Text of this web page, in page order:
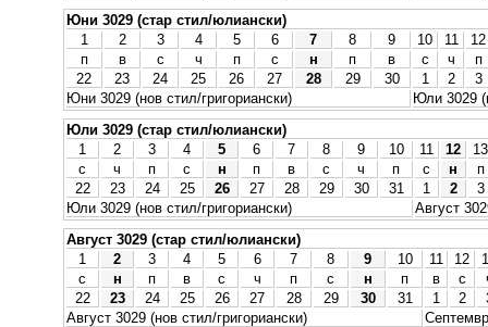
Юни 3029 (стар стил/юлиански)
1
2 3 4 5 6 7 8 9 10 11
12
п
в с ч п с н п в с ч
п
22
23 24 25 26 27 28 29 30 1 2
3
Юни 3029 (нов стил/григориански)
Юли 3029
Юли 3029 (стар стил/юлиански)
1
2 3 4 5 6 7 8 9 10 11 12
13
с
ч п с н п в с ч п с н
п
22
23 24 25 26 27 28 29 30 31 1 2
3
Юли 3029 (нов стил/григориански)
Август
Август 3029 (стар стил/юлиански)
1
2 3 4 5 6 7 8 9 10 11 12
с
н п в с ч п с н п в с
22
23 24 25 26 27 28 29 30 31 1 2
Август 3029 (нов стил/григориански)